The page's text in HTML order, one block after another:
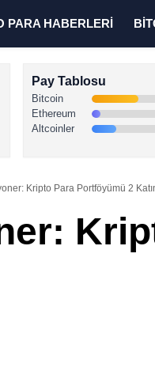
PARA HABERLERİ
Pay Tablosu
Bitcoin
Ethereum
Altcoinler
Kripto Para Portföyümü 2